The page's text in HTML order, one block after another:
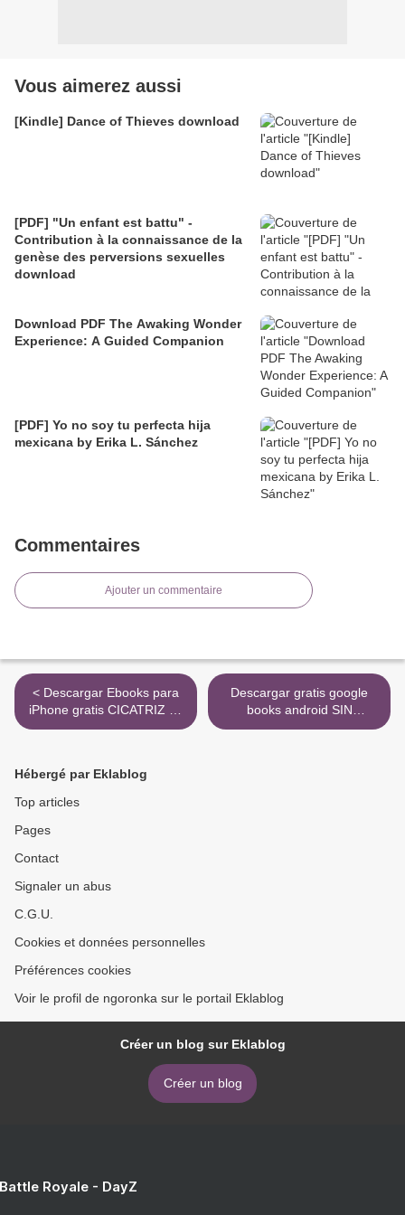
Vous aimerez aussi
[Kindle] Dance of Thieves download
[PDF] "Un enfant est battu" -
Contribution à la connaissance de la
genèse des perversions sexuelles
download
Download PDF The Awaking Wonder
Experience: A Guided Companion
[PDF] Yo no soy tu perfecta hija
mexicana by Erika L. Sánchez
Commentaires
Ajouter un commentaire
< Descargar Ebooks para
iPhone gratis CICATRIZ de
JUAN GOMEZ-JURADO
Descargar gratis google
books android SIN
CORAZON 9788417036553
Hébergé par Eklablog
Top articles
Pages
Contact
Signaler un abus
C.G.U.
Cookies et données personnelles
Préférences cookies
Voir le profil de ngoronka sur le portail Eklablog
Créer un blog sur Eklablog
Créer un blog
Royale - DayZ